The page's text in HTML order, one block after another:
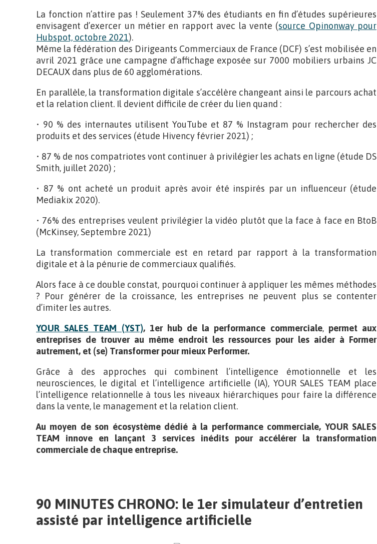
La fonction n’attire pas ! Seulement 37% des étudiants en fin d’études supérieures
envisagent d’exercer un métier en rapport avec la vente (source Opinonway pour
Hubspot, octobre 2021).
Même la fédération des Dirigeants Commerciaux de France (DCF) s’est mobilisée en
avril 2021 grâce une campagne d’affichage exposée sur 7000 mobiliers urbains JC
DECAUX dans plus de 60 agglomérations.
En parallèle, la transformation digitale s’accélère changeant ainsi le parcours achat
et la relation client. Il devient difficile de créer du lien quand :
• 90 % des internautes utilisent YouTube et 87 % Instagram pour rechercher des
produits et des services (étude Hivency février 2021) ;
• 87 % de nos compatriotes vont continuer à privilégier les achats en ligne (étude DS
Smith, juillet 2020) ;
• 87 % ont acheté un produit après avoir été inspirés par un influenceur (étude
Mediakix 2020).
• 76% des entreprises veulent privilégier la vidéo plutôt que la face à face en BtoB
(McKinsey, Septembre 2021)
La transformation commerciale est en retard par rapport à la transformation
digitale et à la pénurie de commerciaux qualifiés.
Alors face à ce double constat, pourquoi continuer à appliquer les mêmes méthodes
? Pour générer de la croissance, les entreprises ne peuvent plus se contenter
d’imiter les autres.
YOUR SALES TEAM (YST), 1er hub de la performance commerciale,permet aux
entreprises de trouver au même endroit les ressources pour les aider à Former
autrement, et (se) Transformer pour mieux Performer.
Grâce à des approches qui combinent l’intelligence émotionnelle et les
neurosciences, le digital et l’intelligence artificielle (IA), YOUR SALES TEAM place
l’intelligence relationnelle à tous les niveaux hiérarchiques pour faire la différence
dans la vente, le management et la relation client.
Au moyen de son écosystème dédié à la performance commerciale, YOUR SALES
TEAM innove en lançant 3 services inédits pour accélérer la transformation
commerciale de chaque entreprise.
90 MINUTES CHRONO: le 1er simulateur d’entretien
assisté par intelligence artificielle